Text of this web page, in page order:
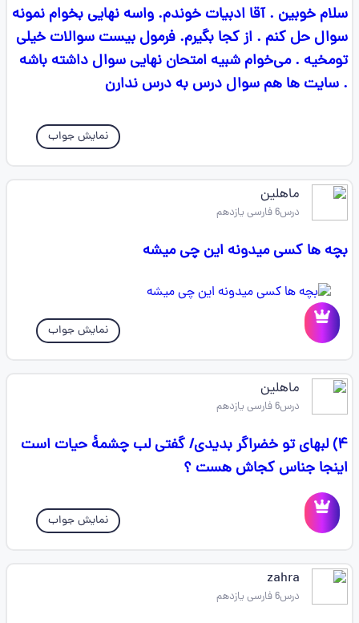
سلام خوبین . آقا ادبیات خوندم. واسه نهایی بخوام نمونه
سوال حل کنم . از کجا بگیرم. فرمول بیست سوالات خیلی
تومخیه . می‌خوام شبیه امتحان نهایی سوال داشته باشه
. سایت ها هم سوال درس به درس ندارن
نمایش جواب
ماهلین
درس6 فارسی یازدهم
بچه ها کسی میدونه این چی میشه
نمایش جواب
ماهلین
درس6 فارسی یازدهم
۴) لبهای تو خضراگر بدیدی/ گفتی لب چشمۀ حیات است
اینجا جناس کجاش هست ؟
نمایش جواب
zahra
درس6 فارسی یازدهم